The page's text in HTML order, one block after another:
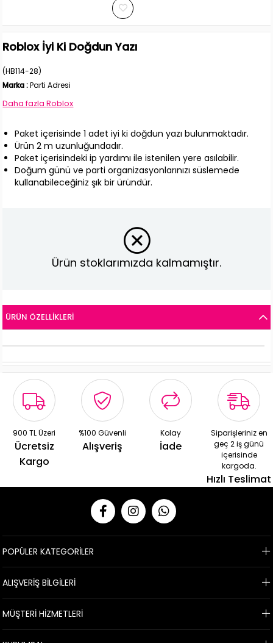
Roblox İyi Ki Doğdun Yazı
(HB114-28)
Marka : Parti Adresi
Daha fazlaRoblox
Paket içerisinde 1 adet iyi ki doğdun yazı bulunmaktadır.
Ürün 2 m uzunluğundadır.
Paket içerisindeki ip yardımı ile istenilen yere asılabilir.
Doğum günü ve parti organizasyonlarınızı süslemede
kullanabileceğiniz şık bir üründür.
Ürün stoklarımızda kalmamıştır.
ÜRÜN ÖZELLIKLERI
900 TL Üzeri
Ücretsiz
Kargo
%100 Güvenli
Alışveriş
Kolay
İade
Siparişleriniz en
geç 2 iş günü
içerisinde
kargoda.
Hızlı Teslimat
POPÜLER KATEGORİLER
ALIŞVERİŞ BİLGİLERİ
MÜŞTERİ HİZMETLERİ